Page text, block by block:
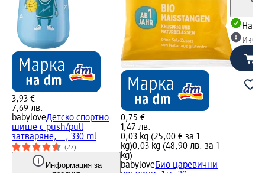
3,93 €
7,69 лв.
babyloveДетско спортно
шише с push/pull
затваряне,..., 330 ml
(27)
Информация за
0,75 €
1,47 лв.
0,03 kg (25,00 € за 1
kg)0,03 kg (48,90 лв. за 1
kg)
babyloveБио царевични